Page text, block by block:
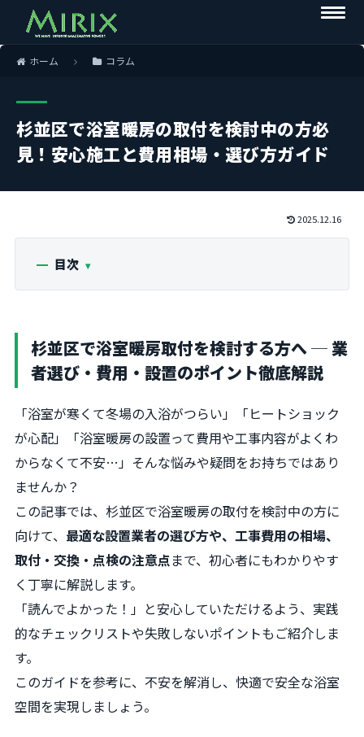
ホーム コラム
杉並区で浴室暖房の取付を検討中の方必
見！安心施工と費用相場・選び方ガイド
2025.12.16
目次
杉並区で浴室暖房取付を検討する方へ ─ 業
者選び・費用・設置のポイント徹底解説
「浴室が寒くて冬場の入浴がつらい」「ヒートショック
が心配」「浴室暖房の設置って費用や工事内容がよくわ
からなくて不安…」そんな悩みや疑問をお持ちではあり
ませんか？
この記事では、杉並区で浴室暖房の取付を検討中の方に
向けて、 最適な設置業者の選び方や、工事費用の相場、
取付・交換・点検の注意点まで、初心者にもわかりやす
く丁寧に解説します。
「読んでよかった！」と安心していただけるよう、実践
的なチェックリストや失敗しないポイントもご紹介しま
す。
このガイドを参考に、不安を解消し、快適で安全な浴室
空間を実現しましょう。